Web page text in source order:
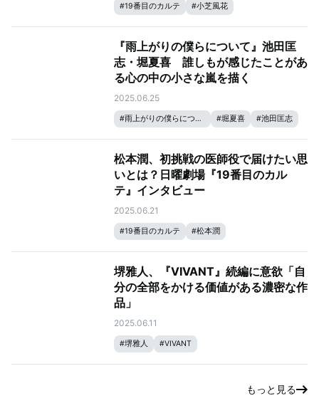
#19番目のカルテ #小芝風花
『雨上がりの僕らについて』池田匡
志・堀夏喜 誰しもが感じたことがあ
る心の中の小さな嵐を描く
2025.06.25
#雨上がりの僕らについて #堀夏喜 #池田匡志
松本潤、初挑戦の医師役で届けたい思
いとは？日曜劇場『19番目のカル
テ』インタビュー
2025.06.21
#19番目のカルテ #松本潤
堺雅人、『VIVANT』続編に意欲「自
分の全部をかける価値がある濃密な作
品」
2025.06.11
#堺雅人 #VIVANT
もっと見る